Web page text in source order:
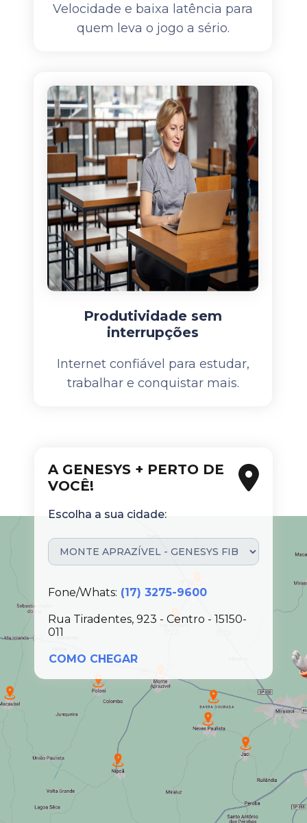
Velocidade e baixa latência para
quem leva o jogo a sério.
Produtividade sem
interrupções
Internet confiável para estudar,
trabalhar e conquistar mais.
A GENESYS + PERTO DE
VOCÊ!
Escolha a sua cidade:
Fone/Whats: (17) 3275-9600
Rua Tiradentes, 923 - Centro - 15150-
011
COMO CHEGAR